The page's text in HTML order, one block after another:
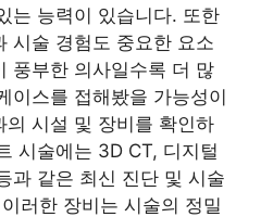
는 능력이 있습니다. 또한
시술 경험도 중요한 요소
풍부한 의사일수록 더 많
이스를 접해봤을 가능성이
의 시설 및 장비를 확인하
시술에는 3D CT, 디지털
과 같은 최신 진단 및 시술
러한 장비는 시술의 정밀